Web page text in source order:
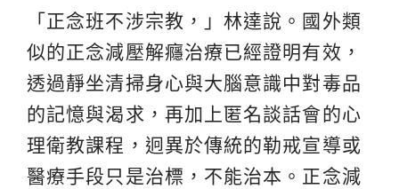
「正念班不涉宗教，」林達說。國外類
似的正念減壓解癮治療已經證明有效，
透過靜坐清掃身心與大腦意識中對毒品
的記憶與渴求，再加上匿名談話會的心
理衛教課程，迥異於傳統的勒戒宣導或
醫療手段只是治標，不能治本。正念減